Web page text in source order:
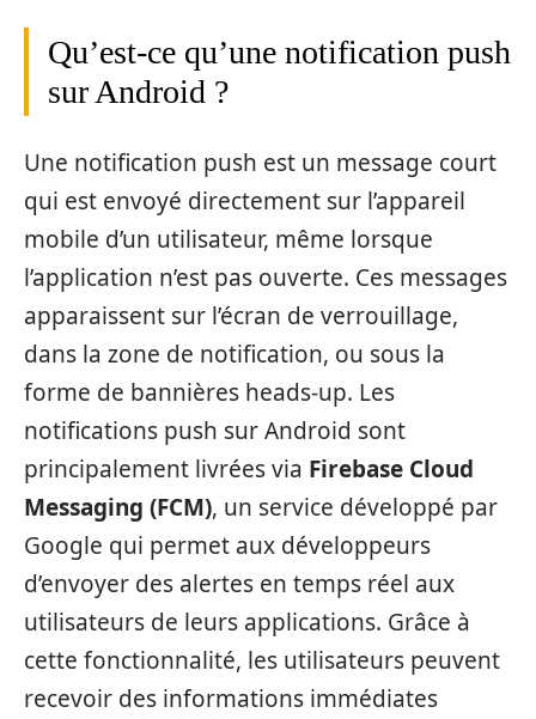
Qu’est-ce qu’une notification push
sur Android ?
Une notification push est un message court
qui est envoyé directement sur l’appareil
mobile d’un utilisateur, même lorsque
l’application n’est pas ouverte. Ces messages
apparaissent sur l’écran de verrouillage,
dans la zone de notification, ou sous la
forme de bannières heads-up. Les
notifications push sur Android sont
principalement livrées via Firebase Cloud
Messaging (FCM), un service développé par
Google qui permet aux développeurs
d’envoyer des alertes en temps réel aux
utilisateurs de leurs applications. Grâce à
cette fonctionnalité, les utilisateurs peuvent
recevoir des informations immédiates